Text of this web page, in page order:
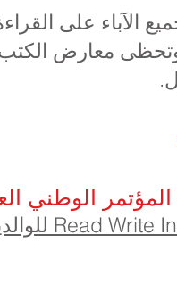
الآباء على
معارض الكتب
المؤتمر الوطني